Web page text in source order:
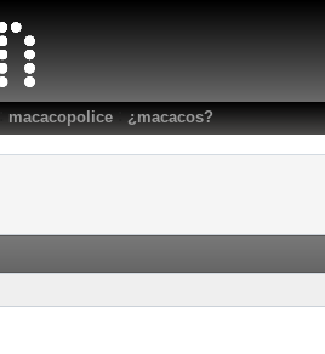
macacopolice:¿macacos?